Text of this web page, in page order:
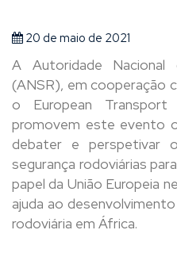
20 de maio de 2021
A Autoridade Nacional
(ANSR), em cooperação
o European Transport
promovem este evento
debater e perspetivar
segurança rodoviárias
papel da União Europeia
ajuda ao
rodoviária em África.